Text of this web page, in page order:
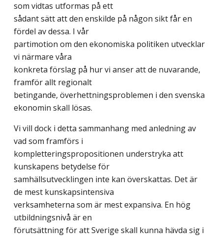
som vidtas utformas på ett
sådant sätt att den enskilde på någon sikt får en
fördel av dessa. I vår
partimotion om den ekonomiska politiken utvecklar
vi närmare våra
konkreta förslag på hur vi anser att de nuvarande,
framför allt regionalt
betingande, överhettningsproblemen i den svenska
ekonomin skall lösas.
Vi vill dock i detta sammanhang med anledning av
vad som framförs i
kompletteringspropositionen understryka att
kunskapens betydelse för
samhällsutvecklingen inte kan överskattas. Det är
de mest kunskapsintensiva
verksamheterna som är mest expansiva. En hög
utbildningsnivå är en
förutsättning för att Sverige skall kunna hävda sig i